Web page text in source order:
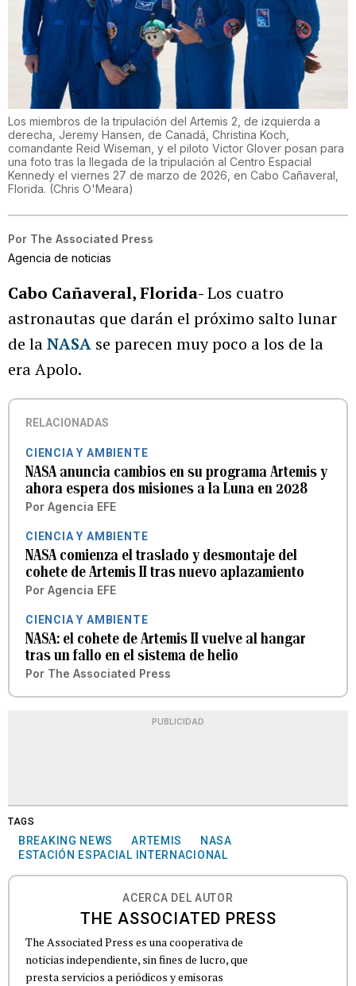
Los miembros de la tripulación del Artemis 2, de izquierda a
derecha, Jeremy Hansen, de Canadá, Christina Koch,
comandante Reid Wiseman, y el piloto Victor Glover posan para
una foto tras la llegada de la tripulación al Centro Espacial
Kennedy el viernes 27 de marzo de 2026, en Cabo Cañaveral,
Florida. (Chris O'Meara)
Por The Associated Press
Agencia de noticias
Cabo Cañaveral, Florida-Los cuatro
astronautas que darán el próximo salto lunar
de laNASA se parecen muy poco a los de la
era Apolo.
RELACIONADAS
CIENCIA Y AMBIENTE
NASA anuncia cambios en su programa Artemis y
ahora espera dos misiones a la Luna en 2028
Por Agencia EFE
CIENCIA Y AMBIENTE
NASA comienza el traslado y desmontaje del
cohete de Artemis II tras nuevo aplazamiento
Por Agencia EFE
CIENCIA Y AMBIENTE
NASA: el cohete de Artemis II vuelve al hangar
tras un fallo en el sistema de helio
Por The Associated Press
PUBLICIDAD
TAGS
BREAKING NEWS ARTEMIS
NASA
ESTACIÓN ESPACIAL INTERNACIONAL
ACERCA DEL AUTOR
THE ASSOCIATED PRESS
The Associated Press es una cooperativa de
noticias independiente, sin fines de lucro, que
presta servicios a periódicos y emisoras